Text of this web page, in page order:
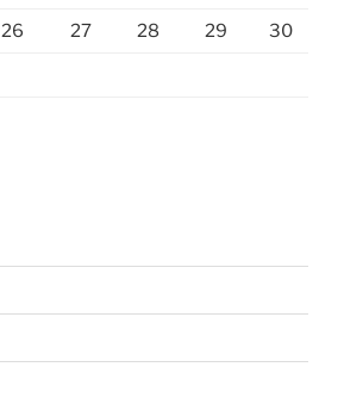
26 27 28 29 30